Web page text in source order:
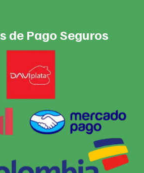
de Pago Seguros